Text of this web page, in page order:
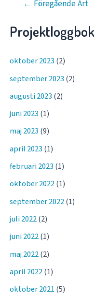
Inläggsnavigering
← Föregående Art
Projektloggbok
oktober 2023 (2)
september 2023 (2)
augusti 2023 (2)
juni 2023 (1)
maj 2023 (9)
april 2023 (1)
februari 2023 (1)
oktober 2022(1)
september 2022(1)
juli 2022(2)
juni 2022(1)
maj 2022(2)
april 2022(1)
oktober 2021 (5)